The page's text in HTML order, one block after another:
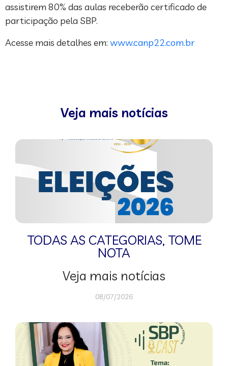
assistirem 80% das aulas receberão certificado de
participação pela SBP.
Acesse mais detalhes em: www.canp22.com.br
Veja mais notícias
TODAS AS CATEGORIAS, TOME
NOTA
Veja mais notícias
08/07/2026